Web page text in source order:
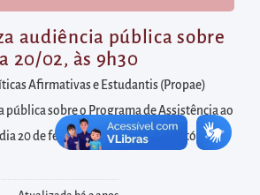
audiência pública sobre
20/02, às 9h30
Afirmativas e Estudantis (Propae)
pública sobre o Programa de Assistência ao
20 de fevereiro, às 9h30, no auditório...